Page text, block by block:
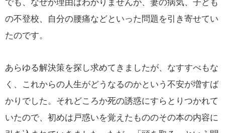
の不登校、自分の腰痛などといった問題を引き寄せてい
たのです。
あらゆる解決策を探し求めてきましたが、なすすべもな
く、これからの人生がどうなるのかという不安が増すば
かりでした。それどころか死の誘惑にすらとりつかれて
いたので、初めは戸惑いを覚えたもののその本の内容に